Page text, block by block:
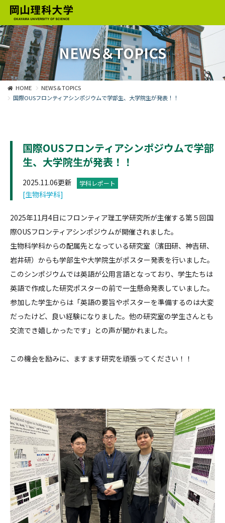
NEWS＆TOPICS
HOME
NEWS＆TOPICS
国際OUSフロンティアシンポジウムで学部生、大学院生が発表！！
国際OUSフロンティアシンポジウムで学部
生、大学院生が発表！！
2025.11.06更新 学科レポート
[生物科学科]
2025年11月4日にフロンティア理工学研究所が主催する第５回国
際OUSフロンティアシンポジウムが開催されました。
生物科学科からの配属先となっている研究室（濱田研、神吉研、
岩井研）からも学部生や大学院生がポスター発表を行いました。
このシンポジウムでは英語が公用言語となっており、学生たちは
英語で作成した研究ポスターの前で一生懸命発表していました。
参加した学生からは「英語の要旨やポスターを準備するのは大変
だったけど、良い経験になりました。他の研究室の学生さんとも
交流でき嬉しかったです」との声が聞かれました。
この機会を励みに、ますます研究を頑張ってください！！